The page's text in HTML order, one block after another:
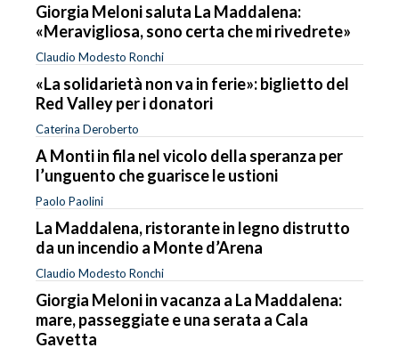
Giorgia Meloni saluta La Maddalena:
«Meravigliosa, sono certa che mi rivedrete»
Claudio Modesto Ronchi
«La solidarietà non va in ferie»: biglietto del
Red Valley per i donatori
Caterina Deroberto
A Monti in fila nel vicolo della speranza per
l’unguento che guarisce le ustioni
Paolo Paolini
La Maddalena, ristorante in legno distrutto
da un incendio a Monte d’Arena
Claudio Modesto Ronchi
Giorgia Meloni in vacanza a La Maddalena:
mare, passeggiate e una serata a Cala
Gavetta